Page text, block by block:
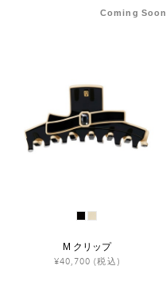
Coming Soon
M クリップ
¥40,700 (税込)